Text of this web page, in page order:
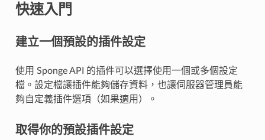
快速入門
建立一個預設的插件設定
使用 Sponge API 的插件可以選擇使用一個或多個設定
檔。設定檔讓插件能夠儲存資料，也讓伺服器管理員能
夠自定義插件選項（如果適用）。
取得你的預設插件設定